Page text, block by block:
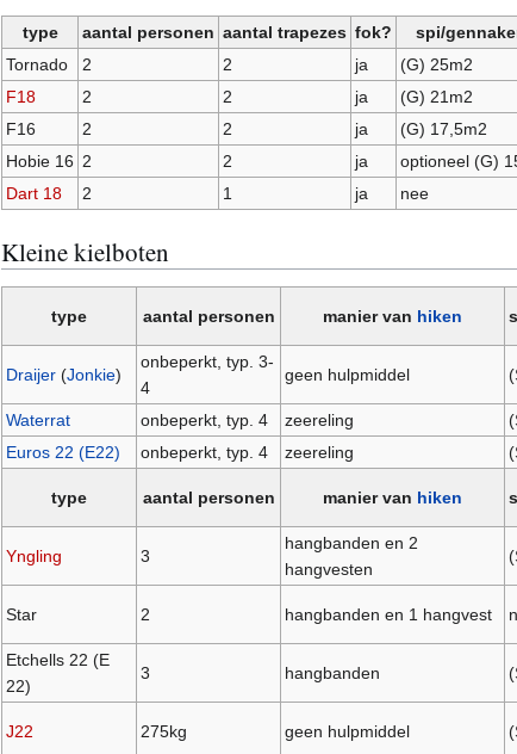
type aantal personen aantal trapezes fok? spi/
Tornado
2 2 ja (G) 25m2
F18
2 2 ja (G) 21m2
F16
2 2 ja (G) 17,5m2
Hobie 16 2 2 ja optioneel (G)
Dart 18
2 1 ja nee
Kleine kielboten
type aantal personen manier van hiken
Draijer(Jonkie)
onbeperkt, typ. 3-
4
geen hulpmiddel
Waterrat onbeperkt, typ. 4 zeereling
Euros 22 (E22)
onbeperkt, typ. 4 zeereling
type aantal personen manier van hiken
Yngling 3
hangbanden en 2
hangvesten
Star 2 hangbanden en 1 hangvest
Etchells 22 (E
22)
3 hangbanden
J22 275kg geen hulpmiddel